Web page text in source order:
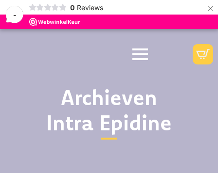
-
0 Reviews ×
Archieven
Intra Epidine